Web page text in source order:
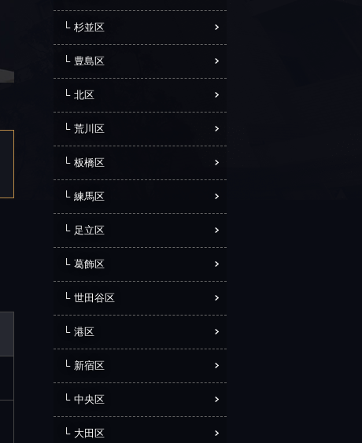
杉並区
豊島区
北区
荒川区
板橋区
練馬区
足立区
葛飾区
世田谷区
港区
新宿区
中央区
大田区